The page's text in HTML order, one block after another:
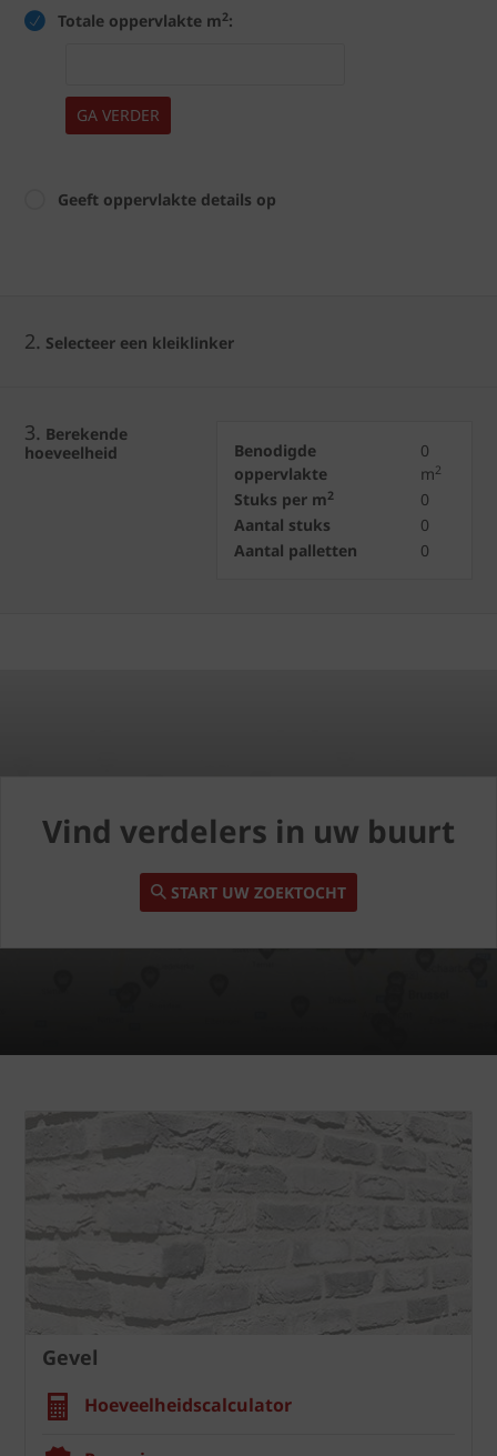
Totale oppervlakte m2:
GA VERDER
Geeft oppervlakte details op
2. Selecteer een kleiklinker
3. Berekende
hoeveelheid
Benodigde
oppervlakte
0
m2
Stuks per m2
0
Aantal stuks
0
Aantal palletten
0
Vind verdelers in uw buurt
START UW ZOEKTOCHT
Gevel
Hoeveelheidscalculator